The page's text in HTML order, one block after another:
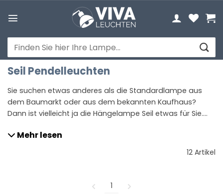
Inhalt
Suchen
nach:
Seil Pendelleuchten
Sie suchen etwas anderes als die Standardlampe aus
dem Baumarkt oder aus dem bekannten Kaufhaus?
Dann ist vielleicht ja die Hängelampe Seil etwas für Sie.
warme Ausstrahlung. Eine solche Hängelampe hat auch
Auch kann sie in vielen verschiedenen Formen geliefert
Mehr lesen
12 Artikel
1